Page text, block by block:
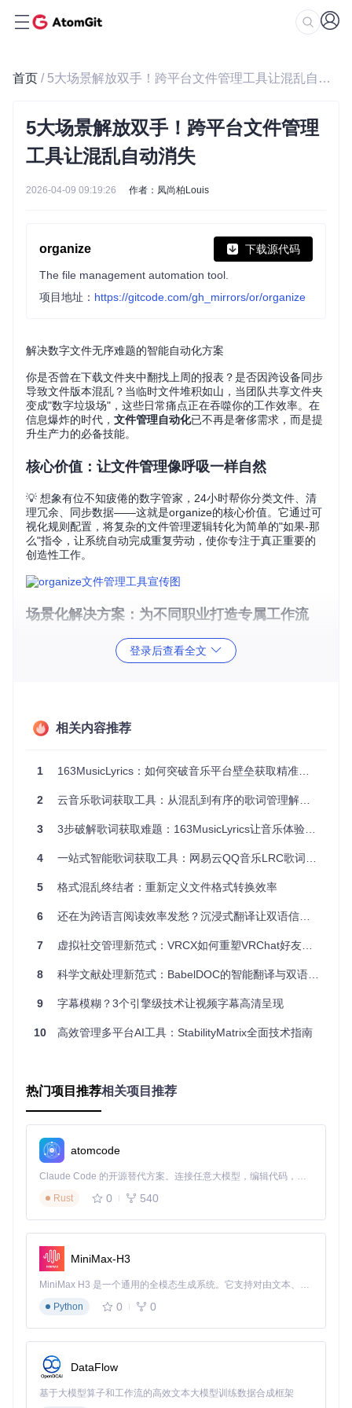
首页 / 5大场景解放双手！跨平台文件管理工具让混乱自动消失
5大场景解放双手！跨平台文件管理
工具让混乱自动消失
2026-04-09 09:19:26 作者：凤尚柏Louis
organize 下载源代码
The file management automation tool.
项目地址： https://gitcode.com/gh_mirrors/or/organize
解决数字文件无序难题的智能自动化方案
你是否曾在下载文件夹中翻找上周的报表？是否因跨设备同步
导致文件版本混乱？当临时文件堆积如山，当团队共享文件夹
变成"数字垃圾场"，这些日常痛点正在吞噬你的工作效率。在
信息爆炸的时代， 文件管理自动化已不再是奢侈需求，而是提
升生产力的必备技能。
核心价值：让文件管理像呼吸一样自然
💡 想象有位不知疲倦的数字管家，24小时帮你分类文件、清
理冗余、同步数据——这就是organize的核心价值。它通过可
视化规则配置，将复杂的文件管理逻辑转化为简单的"如果-那
么"指令，让系统自动完成重复劳动，使你专注于真正重要的
创造性工作。
场景化解决方案：为不同职业打造专属工作流
设计师：素材管理自动化
灵感被文件整理打断。
当你提交代码时，它能自动按项目名称和日期备份配置文件，
确保不同设备开发环境一致。适用人群：全栈开发者、DevOp
s工程师；具体操作：设置文件创建时间过滤+复制动作；实际
0分钟缩短至2分钟。
学生：学习资料智能化分类
当你下载课程资料时，它能按课程名称自动分类PDF讲义和视
具体操作：配置文件名正则匹配+移动动作；实际效果：考前
基础也能构建自动化工作流
跨平台深度整合：完美支持macOS标签系统、Windows文
件属性和Linux文件权限
模块化架构：内置30+动作模块和20+过滤条件，支持Pytho
行动指南：3步开启智能文件管理
安装Python 3.8+环境
编辑config.yaml创建首条规则
s/index.md文档，探索更多定制化可能性。
organize
The file management automation tool.
项目地址：https://gitcode.com/gh_mirrors/or/organize
登录后查看全文
相关内容推荐
1 163MusicLyrics：如何突破音乐平台壁垒获取精准歌词的终极方案
2 云音乐歌词获取工具：从混乱到有序的歌词管理解决方案
3 3步破解歌词获取难题：163MusicLyrics让音乐体验升维的终极方案
4 一站式智能歌词获取工具：网易云QQ音乐LRC歌词高效下载方案
5 格式混乱终结者：重新定义文件格式转换效率
6 还在为跨语言阅读效率发愁？沉浸式翻译让双语信息获取提速300%
7 虚拟社交管理新范式：VRCX如何重塑VRChat好友关系维护
8 科学文献处理新范式：BabelDOC的智能翻译与双语对比解决方案
9 字幕模糊？3个引擎级技术让视频字幕高清呈现
10 高效管理多平台AI工具：StabilityMatrix全面技术指南
热门项目推荐相关项目推荐
atomcode
Claude Code 的开源替代方案。连接任意大模型，编辑代码，运行命令，自动验证 — 全自动执行。用 Rust 构建，极致性能。 ｜ An open-source alternative to Claude Code. Connect any LLM, edit code, run commands, and verify changes — autonomously. Built in Rust for speed. Get Started
Rust
0 540
MiniMax-H3
MiniMax H3 是一个通用的全模态生成系统。它支持对由文本、图像、视频和音频组成的多模态上下文进行统一理解，并能生成分辨率高达 2K、时长可达 15 秒的带原生立体声音频的视频。得益于面向任务泛化的系统设计，H3 在预训练阶段就已具备广泛的多模态上下文理解与生成能力，能够出色地执行复杂的多模态指令。
Python
0 0
DataFlow
基于大模型算子和工作流的高效文本大模型训练数据合成框架